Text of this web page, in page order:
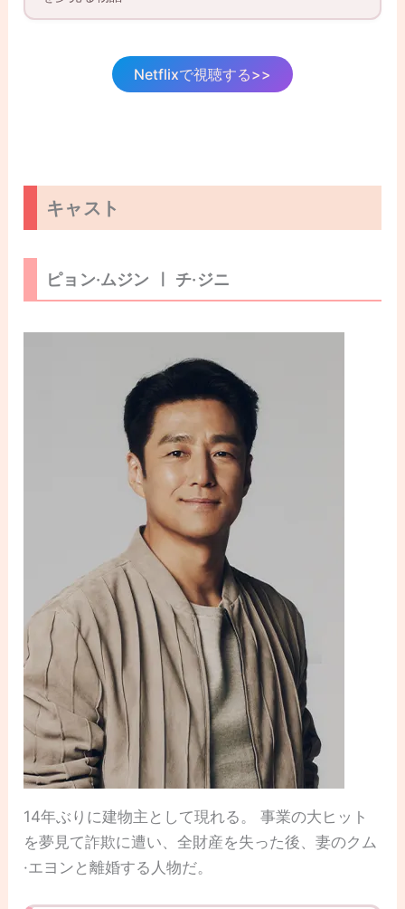
Netflixで視聴する>>
キャスト
ピョン·ムジン ㅣ チ·ジニ
14年ぶりに建物主として現れる。 事業の大ヒット
を夢見て詐欺に遭い、全財産を失った後、妻のクム
·エヨンと離婚する人物だ。